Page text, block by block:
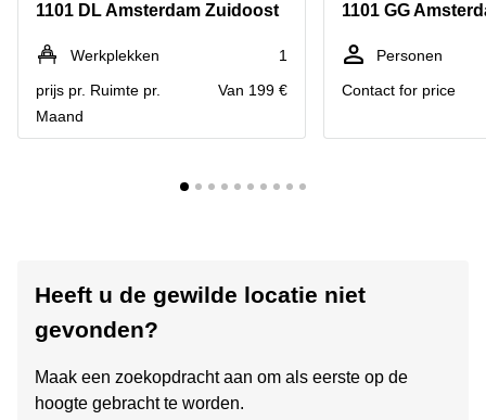
1101 DL Amsterdam Zuidoost
Werkplekken
1
prijs pr. Ruimte pr.
Maand
Van 199 €
1101 GG
Personen
Contact for price
Heeft u de gewilde locatie niet
gevonden?
Maak een zoekopdracht aan om als eerste op de
hoogte gebracht te worden.